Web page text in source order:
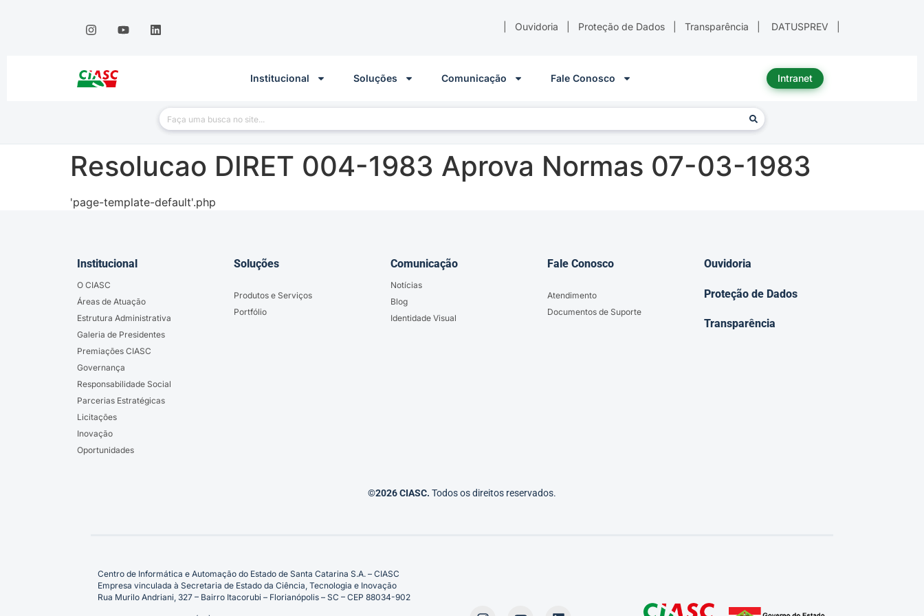
Ouvidoria Proteção de Dados Transparência DATUSPREV
Institucional Soluções Comunicação Fale Conosco Intranet
Resolucao DIRET 004-1983 Aprova Normas 07-03-1983
'page-template-default'.php
Institucional
O CIASC
Áreas de Atuação
Estrutura Administrativa
Galeria de Presidentes
Premiações CIASC
Governança
Responsabilidade Social
Parcerias Estratégicas
Licitações
Inovação
Oportunidades
Soluções
Produtos e Serviços
Portfólio
Comunicação
Notícias
Blog
Identidade Visual
Fale Conosco
Atendimento
Documentos de Suporte
Ouvidoria
Proteção de Dados
Transparência
©2026 CIASC. Todos os direitos reservados.
Centro de Informática e Automação do Estado de Santa Catarina S.A. – CIASC
Empresa vinculada à Secretaria de Estado da Ciência, Tecnologia e Inovação
Rua Murilo Andriani, 327 – Bairro Itacorubi – Florianópolis – SC – CEP 88034-902